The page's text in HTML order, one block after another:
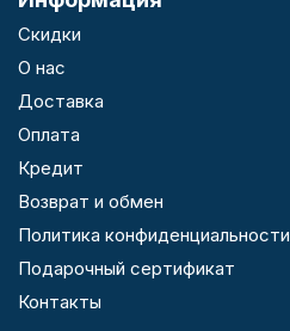
Скидки
О нас
Доставка
Оплата
Кредит
Возврат и обмен
Политика конфиденциальности
Подарочный сертификат
Контакты